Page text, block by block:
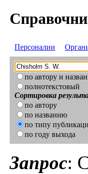
Персоналии
по автору и
полнотекстовый
Сортировка
по автору
по названию
по типу
по году выхода
Запрос: